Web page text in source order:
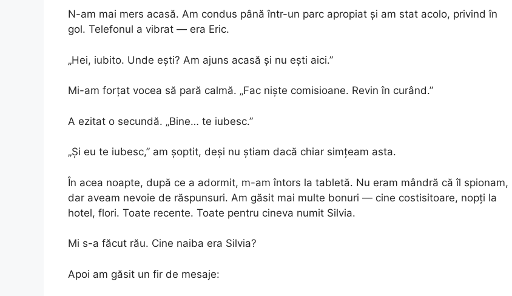
N-am mai mers acasă. Am condus până într-un parc apropiat și am stat acolo, privind în
gol. Telefonul a vibrat — era Eric.
„Hei, iubito. Unde ești? Am ajuns acasă și nu ești aici.”
Mi-am forțat vocea să pară calmă. „Fac niște comisioane. Revin în curând.”
A ezitat o secundă. „Bine… te iubesc.”
„Și eu te iubesc,” am șoptit, deși nu știam dacă chiar simțeam asta.
În acea noapte, după ce a adormit, m-am întors la tabletă. Nu eram mândră că îl spionam,
dar aveam nevoie de răspunsuri. Am găsit mai multe bonuri — cine costisitoare, nopți la
hotel, flori. Toate recente. Toate pentru cineva numit Silvia.
Mi s-a făcut rău. Cine naiba era Silvia?
Apoi am găsit un fir de mesaje: